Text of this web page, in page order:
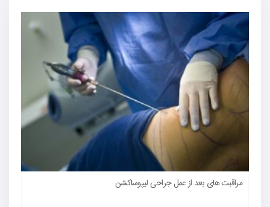
مراقبت های بعد از عمل جراحی لیپوساکشن